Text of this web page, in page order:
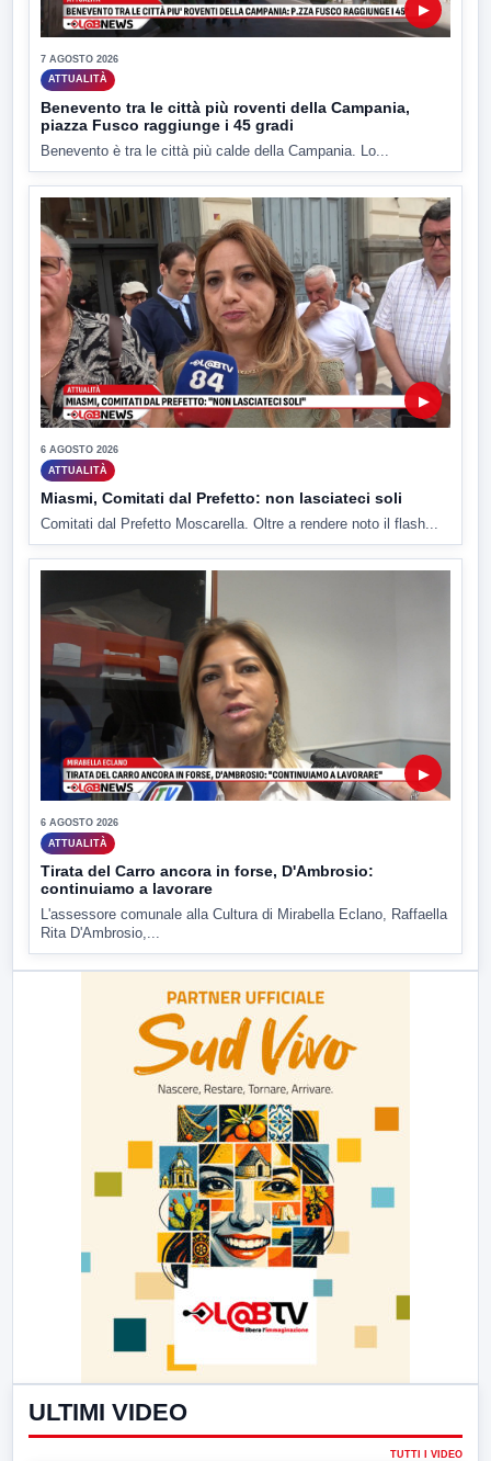
▶
7 AGOSTO 2026
ATTUALITÀ
Benevento tra le città più roventi della Campania,
piazza Fusco raggiunge i 45 gradi
Benevento è tra le città più calde della Campania. Lo...
▶
6 AGOSTO 2026
ATTUALITÀ
Miasmi, Comitati dal Prefetto: non lasciateci soli
Comitati dal Prefetto Moscarella. Oltre a rendere noto il flash...
▶
6 AGOSTO 2026
ATTUALITÀ
Tirata del Carro ancora in forse, D'Ambrosio:
continuiamo a lavorare
L'assessore comunale alla Cultura di Mirabella Eclano, Raffaella
Rita D'Ambrosio,...
ULTIMI VIDEO
TUTTI I VIDEO